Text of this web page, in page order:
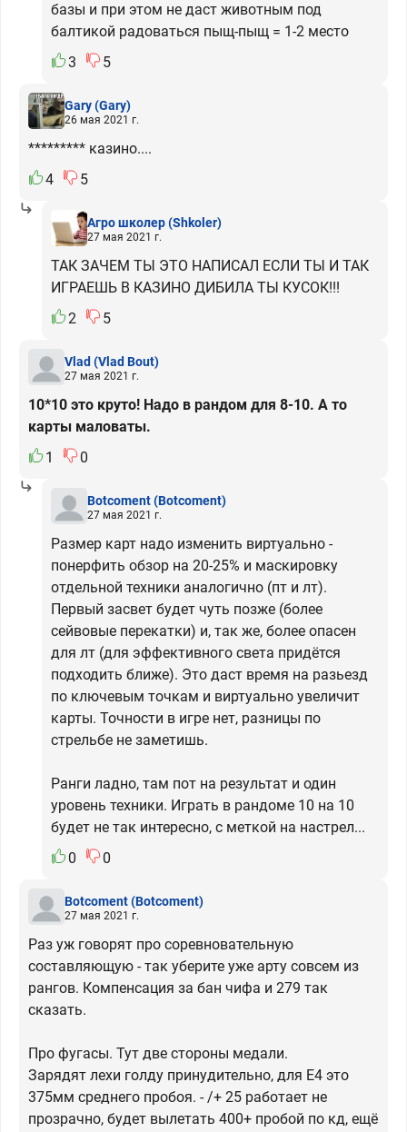
базы и при этом не даст животным под
балтикой радоваться пыщ-пыщ = 1-2 место
3
5
Gary(Gary)
26 мая 2021 г.
********* казино....
4
5
Агро школер(Shkoler)
27 мая 2021 г.
ТАК ЗАЧЕМ ТЫ ЭТО НАПИСАЛ ЕСЛИ ТЫ И ТАК
ИГРАЕШЬ В КАЗИНО ДИБИЛА ТЫ КУСОК!!!
2
5
Vlad(Vlad Bout)
27 мая 2021 г.
10*10 это круто! Надо в рандом для 8-10. А то
карты маловаты.
1
0
Botcoment(Botcoment)
27 мая 2021 г.
Размер карт надо изменить виртуально -
понерфить обзор на 20-25% и маскировку
отдельной техники аналогично (пт и лт).
Первый засвет будет чуть позже (более
сейвовые перекатки) и, так же, более опасен
для лт (для эффективного света придётся
подходить ближе). Это даст время на разьезд
по ключевым точкам и виртуально увеличит
карты. Точности в игре нет, разницы по
стрельбе не заметишь.
Ранги ладно, там пот на результат и один
уровень техники. Играть в рандоме 10 на 10
будет не так интересно, с меткой на настрел...
0
0
Botcoment(Botcoment)
27 мая 2021 г.
Раз уж говорят про соревновательную
составляющую - так уберите уже арту совсем из
рангов. Компенсация за бан чифа и 279 так
сказать.
Про фугасы. Тут две стороны медали.
Зарядят лехи голду принудительно, для Е4 это
375мм среднего пробоя. - /+ 25 работает не
прозрачно, будет вылетать 400+ пробой по кд, ещё